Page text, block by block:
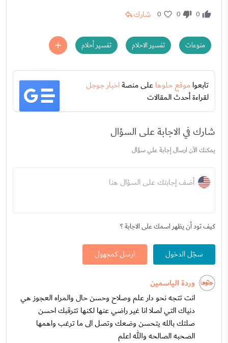
0
0
0 شارك
منوعات تفسير الاحلام تفسير أحلام
تابعواموقع حلوهاعلى منصةاخبار جوجل
لقراءة أحدث المقالات
شارك في الاجابة على السؤال
يمكنك الآن ارسال إجابة علي سؤال
أضف إجابتك على السؤال هنا
كيف تود أن يظهر اسمك على الاجابة ؟
سجّل الدخول ارسل كمجهول
وردة الياسمين
انت تتجه نحو دار علم وصلاح وحسن حال والمراه العجوز هي
دنياك التي لصلا انا غير راضي عنها لكنها تترقبك احسن
صلتك بالله يتحسن وضعك وتصل الى ما ترغب واهمها
الصحبه الصالحه والله اعلم